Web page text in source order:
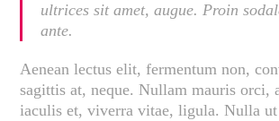
ultrices sit amet, augue. Proin
ante.
Aenean lectus elit, fermentum non,
sagittis at, neque. Nullam mauris orci,
iaculis et, viverra vitae, ligula. Nulla